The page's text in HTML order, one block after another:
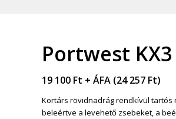
Portwest
19 100 Ft + ÁFA (24 257 Ft)
Kortárs rövidnadrág rendkívül tartós
beleértve a levehető zsebeket, a